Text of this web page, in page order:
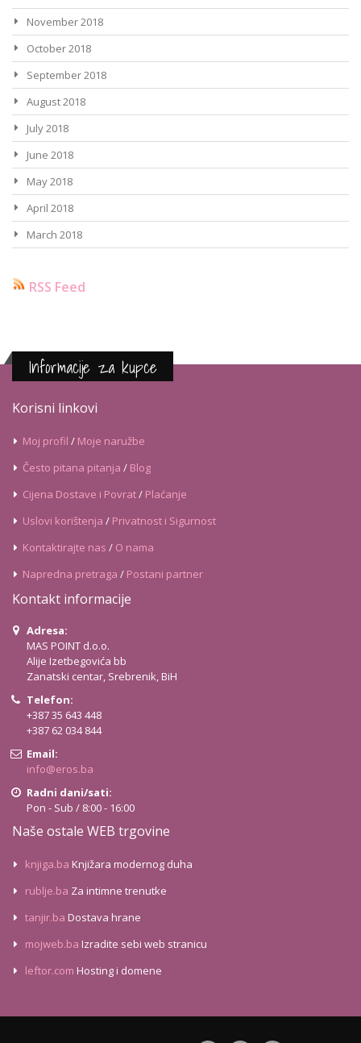
November 2018
October 2018
September 2018
August 2018
July 2018
June 2018
May 2018
April 2018
March 2018
RSS Feed
Informacije za kupce
Korisni linkovi
Moj profil / Moje naružbe
Često pitana pitanja / Blog
Cijena Dostave i Povrat/ Plaćanje
Uslovi korištenja / Privatnost i Sigurnost
Kontaktirajte nas / O nama
Napredna pretraga / Postani partner
Kontakt informacije
Adresa:
MAS POINT d.o.o.
Alije Izetbegovića bb
Zanatski centar, Srebrenik, BiH
Telefon:
+387 35 643 448
+387 62 034 844
Email:
info@eros.ba
Radni dani/sati:
Pon - Sub / 8:00 - 16:00
Naše ostale WEB trgovine
knjiga.ba Knjižara modernog duha
rublje.ba Za intimne trenutke
tanjir.ba Dostava hrane
mojweb.ba Izradite sebi web stranicu
leftor.com Hosting i domene